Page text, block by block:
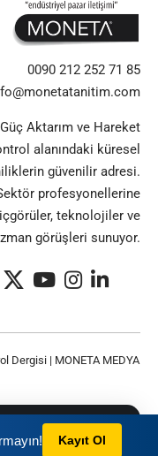
TAMAM
0090 212 252 71 85
Güç Aktarım ve Hareket
alanındaki küresel
güvenilir adresi.
profesyonellerine
içgörüler, teknolojiler ve
görüşleri sunuyor.
Dergisi | MONETA MEDYA
Kayıt Ol